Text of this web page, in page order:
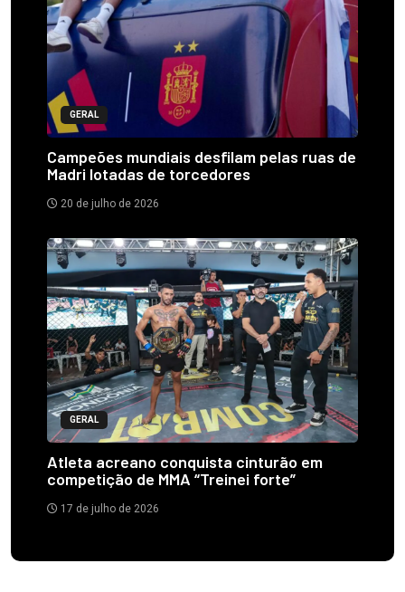
GERAL
Campeões mundiais desfilam pelas ruas de
Madri lotadas de torcedores
20 de julho de 2026
GERAL
Atleta acreano conquista cinturão em
competição de MMA “Treinei forte”
17 de julho de 2026